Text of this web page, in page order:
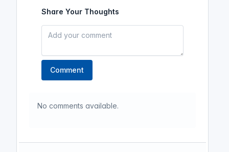
Share Your Thoughts
Comment
No comments available.